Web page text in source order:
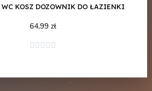
KOSZ DOZOWNIK DO ŁAZIENKI
64,99 zł
    
Dodaj do koszyka